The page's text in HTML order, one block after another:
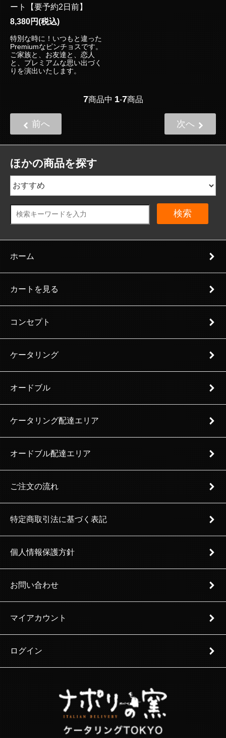
ート【要予約2日前】
8,380円(税込)
特別な時に！いつもと違った
Premiumなピンチョスです。
ご家族と、お友達と、恋人
と、プレミアムな思い出づく
りを演出いたします。
7商品中1-7商品
前へ 次へ
ほかの商品を探す
検索
ホーム
カートを見る
コンセプト
ケータリング
オードブル
ケータリング配達エリア
オードブル配達エリア
ご注文の流れ
特定商取引法に基づく表記
個人情報保護方針
お問い合わせ
マイアカウント
ログイン